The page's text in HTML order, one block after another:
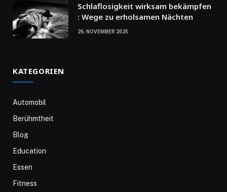
Schlaflosigkeit wirksam bekämpfen
: Wege zu erholsamen Nächten
26. NOVEMBER 2025
KATEGORIEN
Automobil
Berühmtheit
Blog
Education
Essen
Fitness